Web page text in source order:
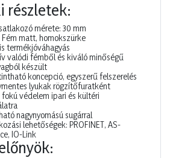
részletek:
mérete: 30 mm
Fém matt, homokszürke
termékjóváhagyás
valódi fémből és kiváló minőségű
készült
koncepció, egyszerű felszerelés
lyukak rögzítőfuratként
fokú védelem ipari és kültéri
nagynyomású sugárral
lehetőségek: PROFINET, AS-
IO-Link